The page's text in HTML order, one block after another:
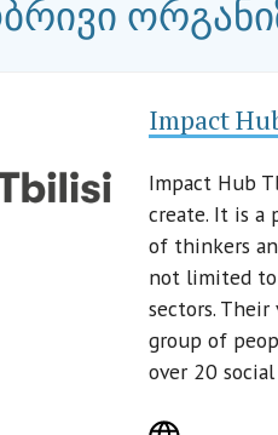
Impact
Impact Hub
create. It is a
of thinkers
not limited to
sectors.
group of
over 20